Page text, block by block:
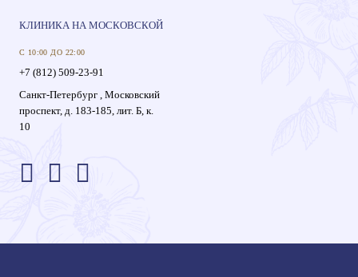
КЛИНИКА НА МОСКОВСКОЙ
С 10:00 ДО 22:00
+7 (812) 509-23-91
Санкт-Петербург , Московский
проспект, д. 183-185, лит. Б, к.
10